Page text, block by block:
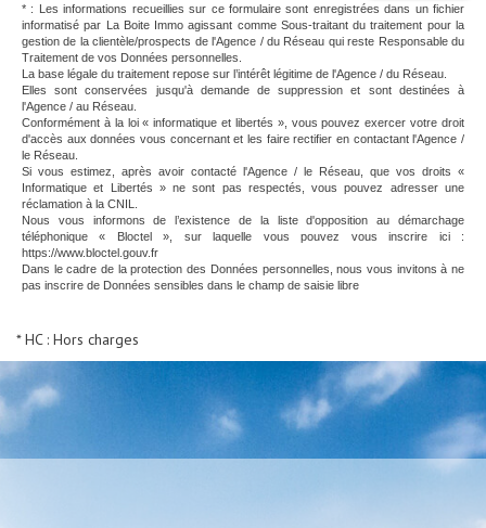
* : Les informations recueillies sur ce formulaire sont enregistrées dans un fichier
informatisé par La Boite Immo agissant comme Sous-traitant du traitement pour la
gestion de la clientèle/prospects de l'Agence / du Réseau qui reste Responsable du
Traitement de vos Données personnelles.
La base légale du traitement repose sur l’intérêt légitime de l'Agence / du Réseau.
Elles sont conservées jusqu'à demande de suppression et sont destinées à
l'Agence / au Réseau.
Conformément à la loi « informatique et libertés », vous pouvez exercer votre droit
d'accès aux données vous concernant et les faire rectifier en contactant l'Agence /
le Réseau.
Si vous estimez, après avoir contacté l'Agence / le Réseau, que vos droits «
Informatique et Libertés » ne sont pas respectés, vous pouvez adresser une
réclamation à la CNIL.
Nous vous informons de l’existence de la liste d'opposition au démarchage
téléphonique « Bloctel », sur laquelle vous pouvez vous inscrire ici :
https://www.bloctel.gouv.fr
Dans le cadre de la protection des Données personnelles, nous vous invitons à ne
pas inscrire de Données sensibles dans le champ de saisie libre
* HC : Hors charges